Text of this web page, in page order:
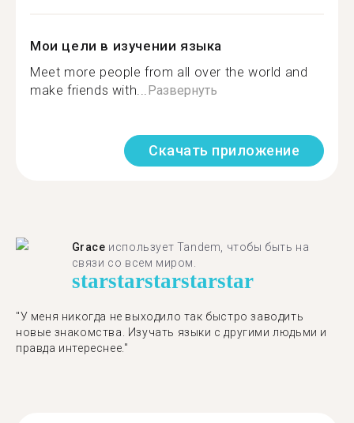
Мои цели в изучении языка
Meet more people from all over the world and
make friends with...Развернуть
Скачать приложение
Grace использует Tandem, чтобы быть на
связи со всем миром.
starstarstarstarstar
"У меня никогда не выходило так быстро заводить
новые знакомства. Изучать языки с другими людьми и
правда интереснее."